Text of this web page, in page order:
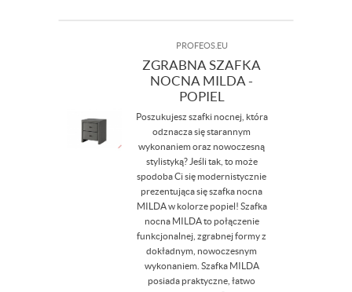
PROFEOS.EU
ZGRABNA SZAFKA
NOCNA MILDA -
POPIEL
Poszukujesz szafki nocnej, która
odznacza się starannym
wykonaniem oraz nowoczesną
stylistyką? Jeśli tak, to może
spodoba Ci się modernistycznie
prezentująca się szafka nocna
MILDA w kolorze popiel! Szafka
nocna MILDA to połączenie
funkcjonalnej, zgrabnej formy z
dokładnym, nowoczesnym
wykonaniem. Szafka MILDA
posiada praktyczne, łatwo